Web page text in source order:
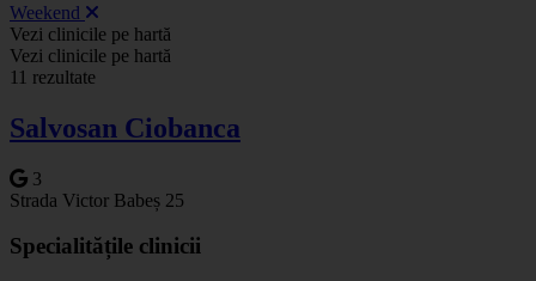
Weekend
+
−
Vezi clinicile pe hartă
Vezi clinicile pe hartă
11 rezultate
Salvosan Ciobanca
3
Strada Victor Babeș 25
Specialitățile clinicii